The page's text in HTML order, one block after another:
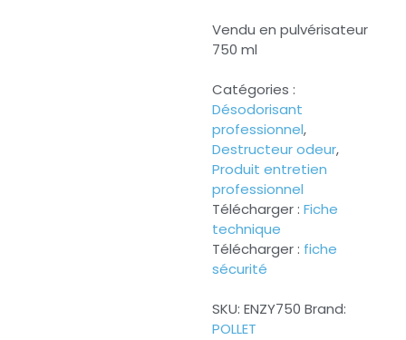
Vendu en pulvérisateur
750 ml
Catégories :
Désodorisant
professionnel,
Destructeur odeur,
Produit entretien
professionnel
Télécharger : Fiche
technique
Télécharger : fiche
sécurité
SKU: ENZY750 Brand:
POLLET